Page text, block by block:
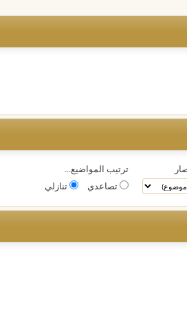
ترتيب المواضيع...
تصاعدي
تنازلي